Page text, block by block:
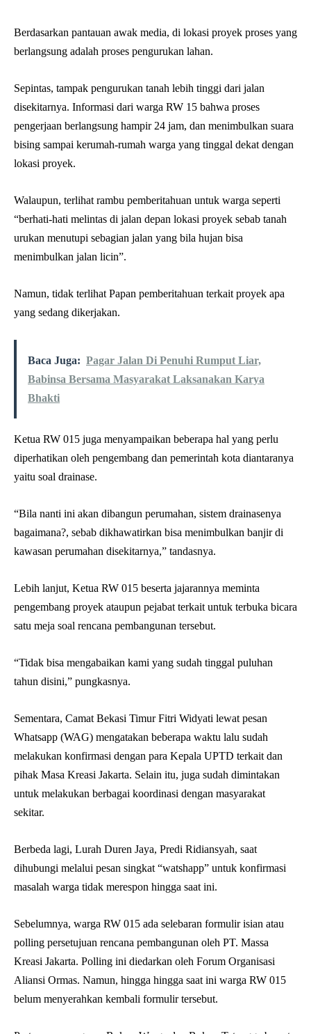
Berdasarkan pantauan awak media, di lokasi proyek proses yang
berlangsung adalah proses pengurukan lahan.
Sepintas, tampak pengurukan tanah lebih tinggi dari jalan
disekitarnya. Informasi dari warga RW 15 bahwa proses
pengerjaan berlangsung hampir 24 jam, dan menimbulkan suara
bising sampai kerumah-rumah warga yang tinggal dekat dengan
lokasi proyek.
Walaupun, terlihat rambu pemberitahuan untuk warga seperti
“berhati-hati melintas di jalan depan lokasi proyek sebab tanah
urukan menutupi sebagian jalan yang bila hujan bisa
menimbulkan jalan licin”.
Namun, tidak terlihat Papan pemberitahuan terkait proyek apa
yang sedang dikerjakan.
Baca Juga: Pagar Jalan Di Penuhi Rumput Liar,
Babinsa Bersama Masyarakat Laksanakan Karya
Bhakti
Ketua RW 015 juga menyampaikan beberapa hal yang perlu
diperhatikan oleh pengembang dan pemerintah kota diantaranya
yaitu soal drainase.
“Bila nanti ini akan dibangun perumahan, sistem drainasenya
bagaimana?, sebab dikhawatirkan bisa menimbulkan banjir di
kawasan perumahan disekitarnya,” tandasnya.
Lebih lanjut, Ketua RW 015 beserta jajarannya meminta
pengembang proyek ataupun pejabat terkait untuk terbuka bicara
satu meja soal rencana pembangunan tersebut.
“Tidak bisa mengabaikan kami yang sudah tinggal puluhan
tahun disini,” pungkasnya.
Sementara, Camat Bekasi Timur Fitri Widyati lewat pesan
Whatsapp (WAG) mengatakan beberapa waktu lalu sudah
melakukan konfirmasi dengan para Kepala UPTD terkait dan
pihak Masa Kreasi Jakarta. Selain itu, juga sudah dimintakan
untuk melakukan berbagai koordinasi dengan masyarakat
sekitar.
Berbeda lagi, Lurah Duren Jaya, Predi Ridiansyah, saat
dihubungi melalui pesan singkat “watshapp” untuk konfirmasi
masalah warga tidak merespon hingga saat ini.
Sebelumnya, warga RW 015 ada selebaran formulir isian atau
polling persetujuan rencana pembangunan oleh PT. Massa
Kreasi Jakarta. Polling ini diedarkan oleh Forum Organisasi
Aliansi Ormas. Namun, hingga hingga saat ini warga RW 015
belum menyerahkan kembali formulir tersebut.